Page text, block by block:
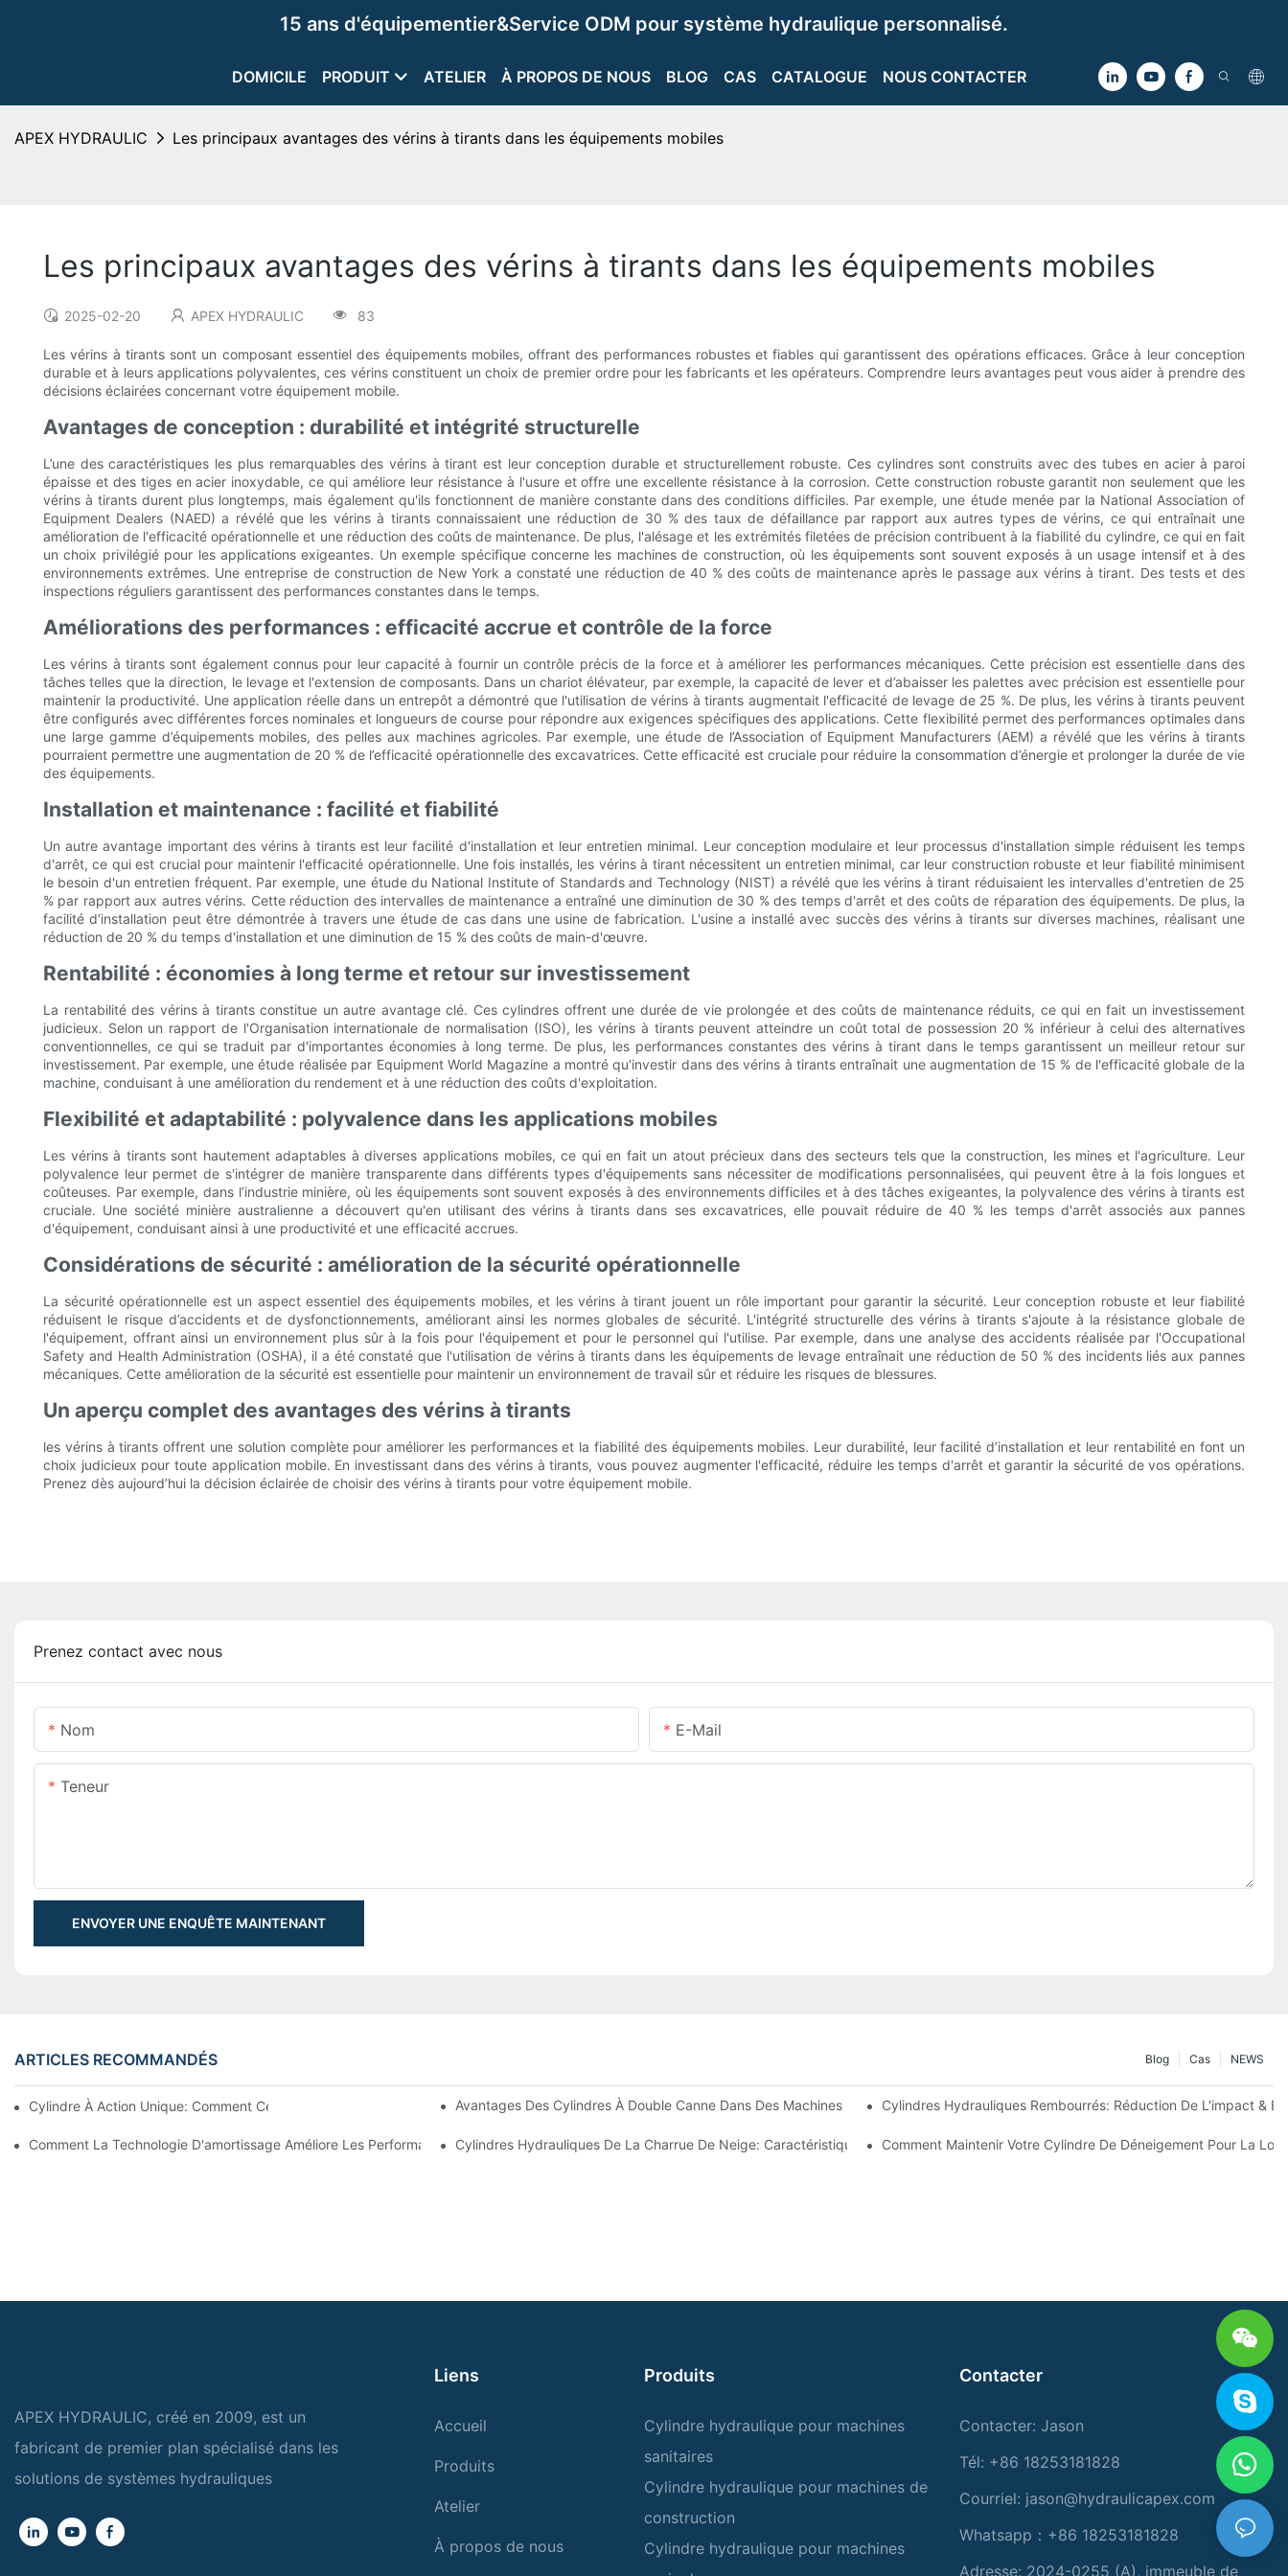
15 ans d'équipementier&Service ODM pour système hydraulique personnalisé.
DOMICILE PRODUIT ATELIER À PROPOS DE NOUS BLOG CAS CATALOGUE NOUS CONTACTER
APEX HYDRAULIC Les principaux avantages des vérins à tirants dans les équipements mobiles
Les principaux avantages des vérins à tirants dans les équipements mobiles
2025-02-20 APEX HYDRAULIC 83
Les vérins à tirants sont un composant essentiel des équipements mobiles, offrant des performances robustes et fiables qui garantissent des opérations efficaces. Grâce à leur conception
durable et à leurs applications polyvalentes, ces vérins constituent un choix de premier ordre pour les fabricants et les opérateurs. Comprendre leurs avantages peut vous aider à prendre des
décisions éclairées concernant votre équipement mobile.
Avantages de conception : durabilité et intégrité structurelle
L’une des caractéristiques les plus remarquables des vérins à tirant est leur conception durable et structurellement robuste. Ces cylindres sont construits avec des tubes en acier à paroi
épaisse et des tiges en acier inoxydable, ce qui améliore leur résistance à l'usure et offre une excellente résistance à la corrosion. Cette construction robuste garantit non seulement que les
vérins à tirants durent plus longtemps, mais également qu'ils fonctionnent de manière constante dans des conditions difficiles. Par exemple, une étude menée par la National Association of
Equipment Dealers (NAED) a révélé que les vérins à tirants connaissaient une réduction de 30 % des taux de défaillance par rapport aux autres types de vérins, ce qui entraînait une
amélioration de l'efficacité opérationnelle et une réduction des coûts de maintenance. De plus, l'alésage et les extrémités filetées de précision contribuent à la fiabilité du cylindre, ce qui en fait
un choix privilégié pour les applications exigeantes. Un exemple spécifique concerne les machines de construction, où les équipements sont souvent exposés à un usage intensif et à des
environnements extrêmes. Une entreprise de construction de New York a constaté une réduction de 40 % des coûts de maintenance après le passage aux vérins à tirant. Des tests et des
inspections réguliers garantissent des performances constantes dans le temps.
Améliorations des performances : efficacité accrue et contrôle de la force
Les vérins à tirants sont également connus pour leur capacité à fournir un contrôle précis de la force et à améliorer les performances mécaniques. Cette précision est essentielle dans des
tâches telles que la direction, le levage et l'extension de composants. Dans un chariot élévateur, par exemple, la capacité de lever et d’abaisser les palettes avec précision est essentielle pour
maintenir la productivité. Une application réelle dans un entrepôt a démontré que l'utilisation de vérins à tirants augmentait l'efficacité de levage de 25 %. De plus, les vérins à tirants peuvent
être configurés avec différentes forces nominales et longueurs de course pour répondre aux exigences spécifiques des applications. Cette flexibilité permet des performances optimales dans
une large gamme d’équipements mobiles, des pelles aux machines agricoles. Par exemple, une étude de l’Association of Equipment Manufacturers (AEM) a révélé que les vérins à tirants
pourraient permettre une augmentation de 20 % de l’efficacité opérationnelle des excavatrices. Cette efficacité est cruciale pour réduire la consommation d’énergie et prolonger la durée de vie
des équipements.
Installation et maintenance : facilité et fiabilité
Un autre avantage important des vérins à tirants est leur facilité d'installation et leur entretien minimal. Leur conception modulaire et leur processus d'installation simple réduisent les temps
d'arrêt, ce qui est crucial pour maintenir l'efficacité opérationnelle. Une fois installés, les vérins à tirant nécessitent un entretien minimal, car leur construction robuste et leur fiabilité minimisent
le besoin d'un entretien fréquent. Par exemple, une étude du National Institute of Standards and Technology (NIST) a révélé que les vérins à tirant réduisaient les intervalles d'entretien de 25
% par rapport aux autres vérins. Cette réduction des intervalles de maintenance a entraîné une diminution de 30 % des temps d'arrêt et des coûts de réparation des équipements. De plus, la
facilité d’installation peut être démontrée à travers une étude de cas dans une usine de fabrication. L'usine a installé avec succès des vérins à tirants sur diverses machines, réalisant une
réduction de 20 % du temps d'installation et une diminution de 15 % des coûts de main-d'œuvre.
Rentabilité : économies à long terme et retour sur investissement
La rentabilité des vérins à tirants constitue un autre avantage clé. Ces cylindres offrent une durée de vie prolongée et des coûts de maintenance réduits, ce qui en fait un investissement
judicieux. Selon un rapport de l'Organisation internationale de normalisation (ISO), les vérins à tirants peuvent atteindre un coût total de possession 20 % inférieur à celui des alternatives
conventionnelles, ce qui se traduit par d'importantes économies à long terme. De plus, les performances constantes des vérins à tirant dans le temps garantissent un meilleur retour sur
investissement. Par exemple, une étude réalisée par Equipment World Magazine a montré qu'investir dans des vérins à tirants entraînait une augmentation de 15 % de l'efficacité globale de la
machine, conduisant à une amélioration du rendement et à une réduction des coûts d'exploitation.
Flexibilité et adaptabilité : polyvalence dans les applications mobiles
Les vérins à tirants sont hautement adaptables à diverses applications mobiles, ce qui en fait un atout précieux dans des secteurs tels que la construction, les mines et l'agriculture. Leur
polyvalence leur permet de s'intégrer de manière transparente dans différents types d'équipements sans nécessiter de modifications personnalisées, qui peuvent être à la fois longues et
coûteuses. Par exemple, dans l’industrie minière, où les équipements sont souvent exposés à des environnements difficiles et à des tâches exigeantes, la polyvalence des vérins à tirants est
cruciale. Une société minière australienne a découvert qu'en utilisant des vérins à tirants dans ses excavatrices, elle pouvait réduire de 40 % les temps d'arrêt associés aux pannes
d'équipement, conduisant ainsi à une productivité et une efficacité accrues.
Considérations de sécurité : amélioration de la sécurité opérationnelle
La sécurité opérationnelle est un aspect essentiel des équipements mobiles, et les vérins à tirant jouent un rôle important pour garantir la sécurité. Leur conception robuste et leur fiabilité
réduisent le risque d’accidents et de dysfonctionnements, améliorant ainsi les normes globales de sécurité. L'intégrité structurelle des vérins à tirants s'ajoute à la résistance globale de
l'équipement, offrant ainsi un environnement plus sûr à la fois pour l'équipement et pour le personnel qui l'utilise. Par exemple, dans une analyse des accidents réalisée par l'Occupational
Safety and Health Administration (OSHA), il a été constaté que l'utilisation de vérins à tirants dans les équipements de levage entraînait une réduction de 50 % des incidents liés aux pannes
mécaniques. Cette amélioration de la sécurité est essentielle pour maintenir un environnement de travail sûr et réduire les risques de blessures.
Un aperçu complet des avantages des vérins à tirants
les vérins à tirants offrent une solution complète pour améliorer les performances et la fiabilité des équipements mobiles. Leur durabilité, leur facilité d’installation et leur rentabilité en font un
choix judicieux pour toute application mobile. En investissant dans des vérins à tirants, vous pouvez augmenter l'efficacité, réduire les temps d'arrêt et garantir la sécurité de vos opérations.
Prenez dès aujourd’hui la décision éclairée de choisir des vérins à tirants pour votre équipement mobile.
Prenez contact avec nous
Nom E-Mail
Teneur
ENVOYER UNE ENQUÊTE MAINTENANT
ARTICLES RECOMMANDÉS NEWS
Cas
Blog
Cylindre À Action Unique: Comment Cela Fonctionne & Applications CommunesAvantages Des Cylindres À Double Canne Dans Des Machines De PrécisionCylindres Hydrauliques Rembourrés: Réduction De L'impact &
Comment La Technologie D'amortissage Améliore Les Performances De Cylindre HydrauliqueCylindres Hydrauliques De La Charrue De Neige: Caractéristiques Clés Pour Les Conditions Hivernales Dures
Comment Maintenir Votre Cylindre De Déneigement Pour La
APEX HYDRAULIC, créé en 2009, est un
fabricant de premier plan spécialisé dans les
solutions de systèmes hydrauliques
Liens
Accueil
Produits
Atelier
À propos de nous
Produits
Cylindre hydraulique pour machines
sanitaires
Cylindre hydraulique pour machines de
construction
Cylindre hydraulique pour machines
Contacter
Contacter: Jason
Tél: +86 18253181828
Courriel: jason@hydraulicapex.com
Whatsapp：+86 18253181828
Adresse: 2024-0255 (A), immeuble de